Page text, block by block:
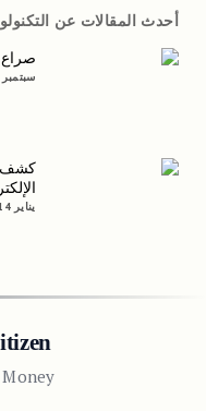
أحدث المقالات عن
صراع
سبتمبر 30, 2025
كشف
يناير 14, 2025